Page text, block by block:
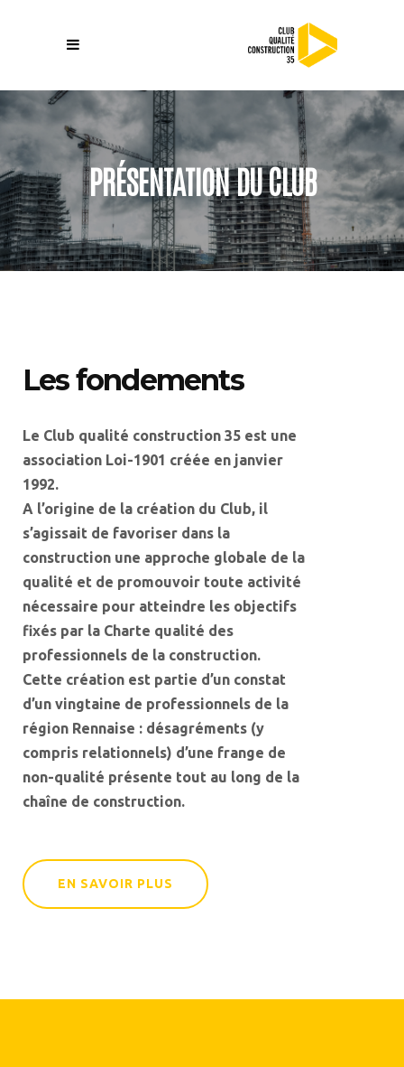
PRÉSENTATION DU CLUB
Les fondements
Le Club qualité construction 35 est une
association Loi-1901 créée en janvier
1992.
A l’origine de la création du Club, il
s’agissait de favoriser dans la
construction une approche globale de la
qualité et de promouvoir toute activité
nécessaire pour atteindre les objectifs
fixés par la Charte qualité des
professionnels de la construction.
Cette création est partie d’un constat
d’un vingtaine de professionnels de la
région Rennaise : désagréments (y
compris relationnels) d’une frange de
non-qualité présente tout au long de la
chaîne de construction.
EN SAVOIR PLUS